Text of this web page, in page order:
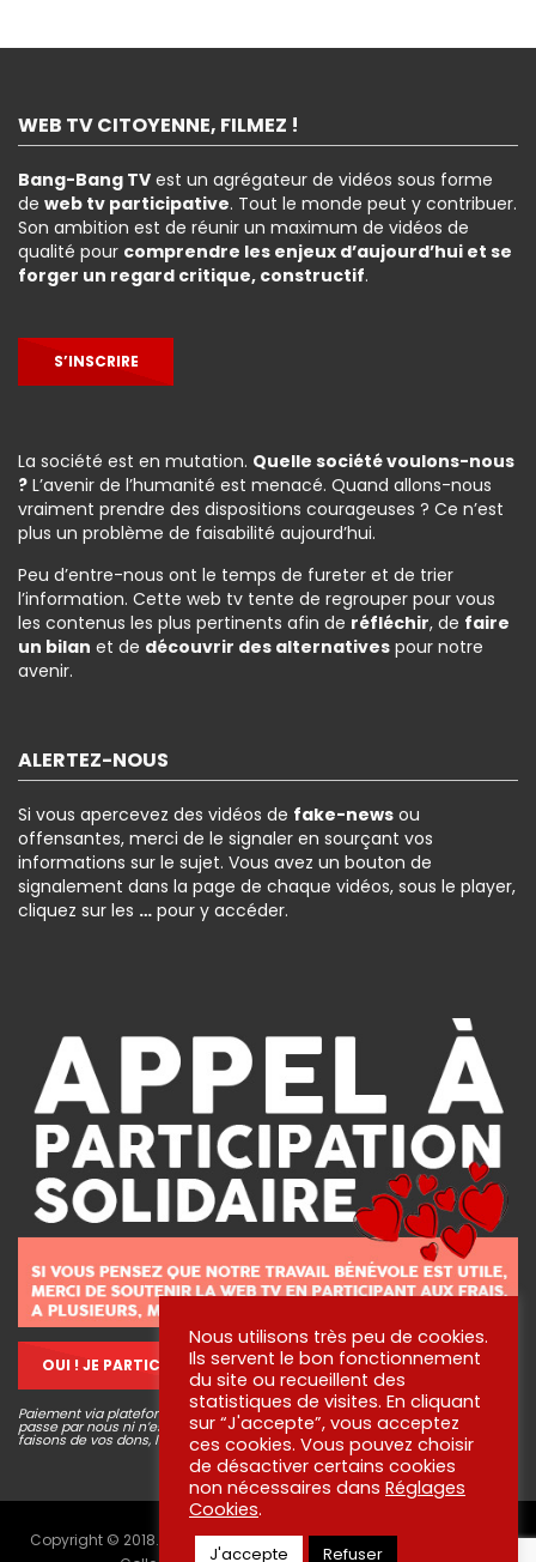
WEB TV CITOYENNE, FILMEZ !
Bang-Bang TV est un agrégateur de vidéos sous forme
de web tv participative. Tout le monde peut y contribuer.
Son ambition est de réunir un maximum de vidéos de
qualité pour comprendre les enjeux d’aujourd’hui et se
forger un regard critique, constructif.
S’INSCRIRE
La société est en mutation. Quelle société voulons-nous
? L’avenir de l’humanité est menacé. Quand allons-nous
vraiment prendre des dispositions courageuses ? Ce n’est
plus un problème de faisabilité aujourd’hui.
Peu d’entre-nous ont le temps de fureter et de trier
l’information. Cette web tv tente de regrouper pour vous
les contenus les plus pertinents afin de réfléchir, de faire
un bilan et de découvrir des alternatives pour notre
avenir.
ALERTEZ-NOUS
Si vous apercevez des vidéos de fake-news ou
offensantes, merci de le signaler en sourçant vos
informations sur le sujet. Vous avez un bouton de
signalement dans la page de chaque vidéos, sous le player,
cliquez sur les … pour y accéder.
OUI ! JE PARTICIPE !
Paiement via plateforme sécurisé STRIPE, aucune information bancaire ne
passe par nous ni n’est conservée. Pour en savoir plus sur ce que nous
faisons de vos dons, lisez nos engagements!
Copyright © 2018. Tous droits réservés aux créateurs des vidéos -
Nous utilisons très peu de cookies.
Ils servent le bon fonctionnement
du site ou recueillent des
statistiques de visites. En cliquant
sur “J'accepte”, vous acceptez
ces cookies. Vous pouvez choisir
de désactiver certains cookies
non nécessaires dans Réglages
Cookies.
J'accepte Refuser